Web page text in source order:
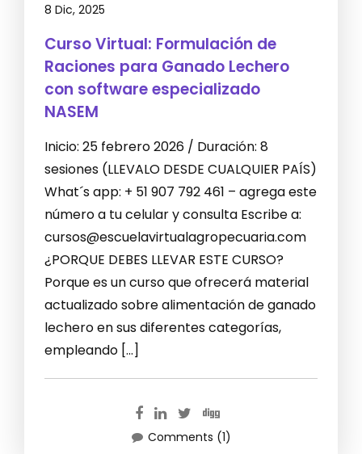
8 Dic, 2025
Curso Virtual: Formulación de
Raciones para Ganado Lechero
con software especializado
NASEM
Inicio: 25 febrero 2026 / Duración: 8
sesiones (LLEVALO DESDE CUALQUIER PAÍS)
What´s app: + 51 907 792 461 – agrega este
número a tu celular y consulta Escribe a:
cursos@escuelavirtualagropecuaria.com
¿PORQUE DEBES LLEVAR ESTE CURSO?
Porque es un curso que ofrecerá material
actualizado sobre alimentación de ganado
lechero en sus diferentes categorías,
empleando […]
Comments (1)